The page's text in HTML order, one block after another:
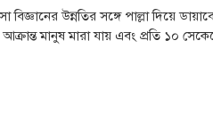
বিজ্ঞানের উন্নতির সঙ্গে পাল্লা দিয়ে
মানুষ মারা যায় এবং প্রতি ১০